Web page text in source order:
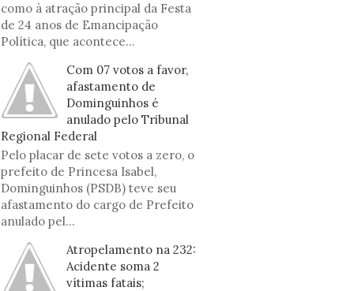
como à atração principal da Festa
de 24 anos de Emancipação
Política, que acontece...
Com 07 votos a favor,
afastamento de
Dominguinhos é
anulado pelo Tribunal
Regional Federal
Pelo placar de sete votos a zero, o
prefeito de Princesa Isabel,
Dominguinhos (PSDB) teve seu
afastamento do cargo de Prefeito
anulado pel...
Atropelamento na 232:
Acidente soma 2
vítimas fatais;